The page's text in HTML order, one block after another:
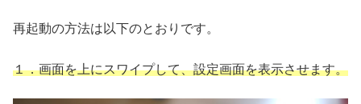
再起動の方法は以下のとおりです。
１．画面を上にスワイプして、設定画面を表示させます。